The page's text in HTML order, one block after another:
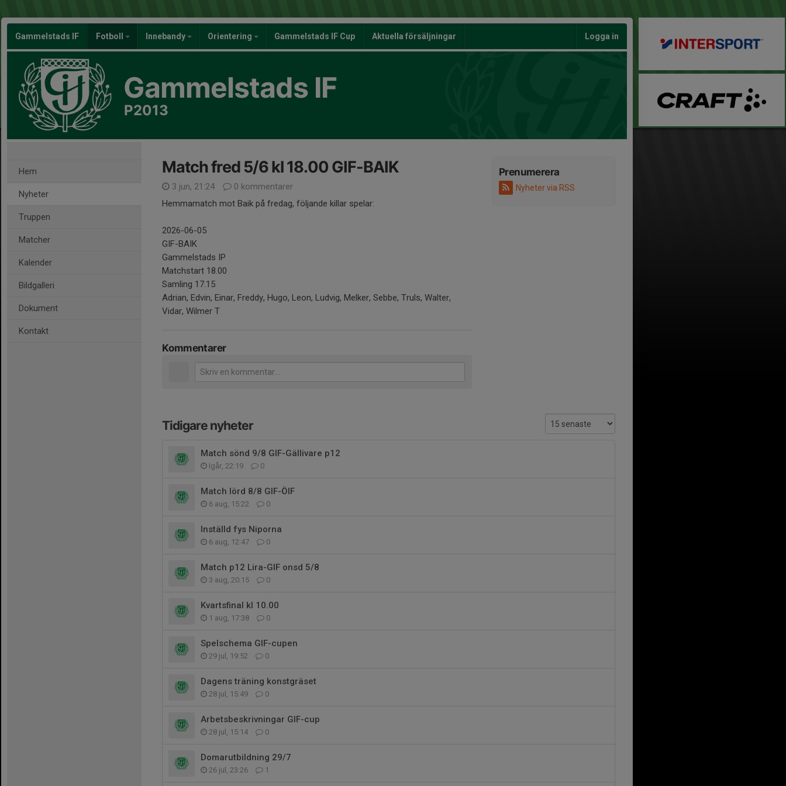
Gammelstads IF Fotboll Innebandy Orientering Gammelstads IF Cup Aktuella försäljningar Logga in
Gammelstads IF
P2013
Hem
Nyheter
Truppen
Matcher
Kalender
Bildgalleri
Dokument
Kontakt
Prenumerera
Nyheter via RSS
Match fred 5/6 kl 18.00 GIF-BAIK
3 jun, 21:24
0 kommentarer
Hemmamatch mot Baik på fredag, följande killar spelar:
2026-06-05
GIF-BAIK
Gammelstads IP
Matchstart 18.00
Samling 17.15
Adrian, Edvin, Einar, Freddy, Hugo, Leon, Ludvig, Melker, Sebbe, Truls, Walter,
Vidar, Wilmer T
Kommentarer
Tidigare nyheter
Match sönd 9/8 GIF-Gällivare p12
Igår, 22:19 0
Match lörd 8/8 GIF-ÖIF
6 aug, 15:22 0
Inställd fys Niporna
6 aug, 12:47 0
Match p12 Lira-GIF onsd 5/8
3 aug, 20:15 0
Kvartsfinal kl 10.00
1 aug, 17:38 0
Spelschema GIF-cupen
29 jul, 19:52 0
Dagens träning konstgräset
28 jul, 15:49 0
Arbetsbeskrivningar GIF-cup
28 jul, 15:14 0
Domarutbildning 29/7
26 jul, 23:26 1